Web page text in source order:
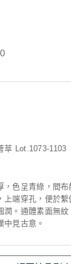
Lot.1073-1103
，色呈青綠，間
上端穿孔，便於
潤。通體素面無紋
中見古意。